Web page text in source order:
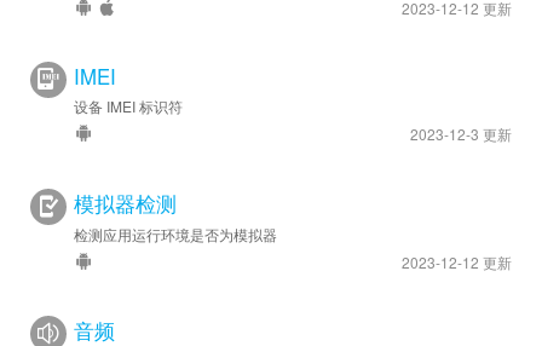
2023-12-12 更新
IMEI
设备 IMEI 标识符
2023-12-3 更新
模拟器检测
检测应用运行环境是否为模拟器
2023-12-12 更新
音频